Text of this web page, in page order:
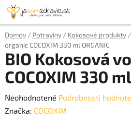
Prejsť
obsah
Domov / Potraviny / Kokosové produkty /
organic COCOXIM 330 ml ORGANIC
BIO Kokosová
COCOXIM 330
Priemerné
hodnotenie
Neohodnotené Podrobnosti
Značka: COCOXIM